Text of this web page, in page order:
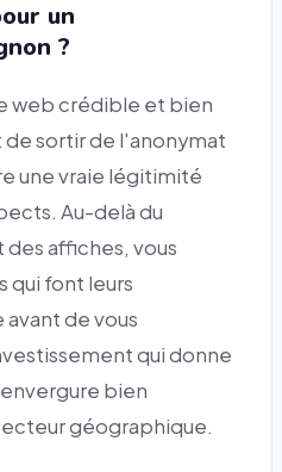
un
?
web crédible et bien
sortir de l'anonymat
une vraie légitimité
Au-delà du
affiches, vous
qui font leurs
de vous
qui donne
bien
géographique.